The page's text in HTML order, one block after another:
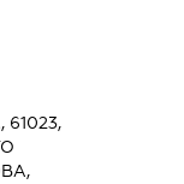
61023,